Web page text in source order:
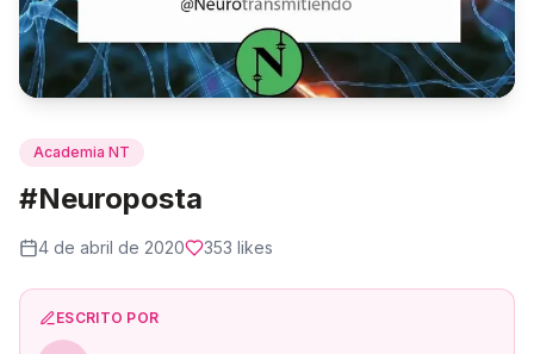
Academia NT
#Neuroposta
4 de abril de 2020 353 likes
ESCRITO POR